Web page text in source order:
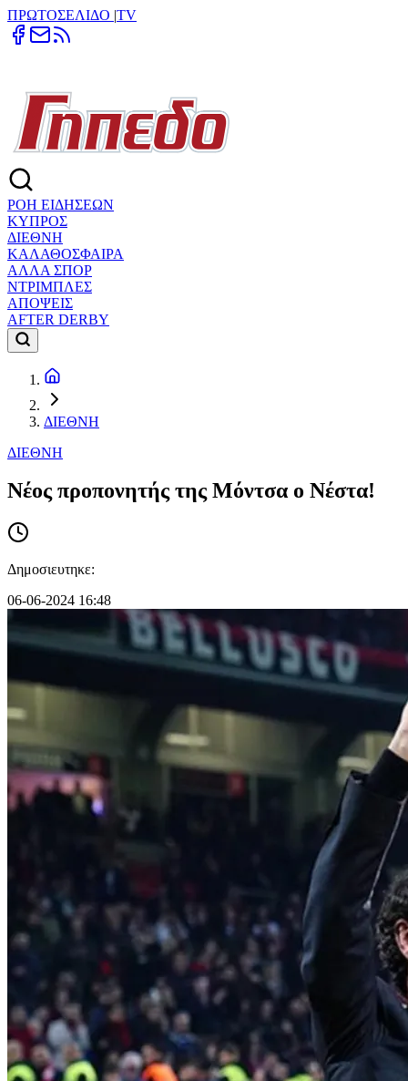
ΠΡΩΤΟΣΕΛΙΔΟ |TV
ΡΟΗ ΕΙΔΗΣΕΩΝ
ΚΥΠΡΟΣ
ΔΙΕΘΝΗ
ΚΑΛΑΘΟΣΦΑΙΡΑ
ΑΛΛΑ ΣΠΟΡ
ΝΤΡΙΜΠΛΕΣ
ΑΠΟΨΕΙΣ
AFTER DERBY
ΔΙΕΘΝΗ
ΔΙΕΘΝΗ
Νέος προπονητής της Μόντσα ο Νέστα!
Δημοσιευτηκε:
06-06-2024 16:48